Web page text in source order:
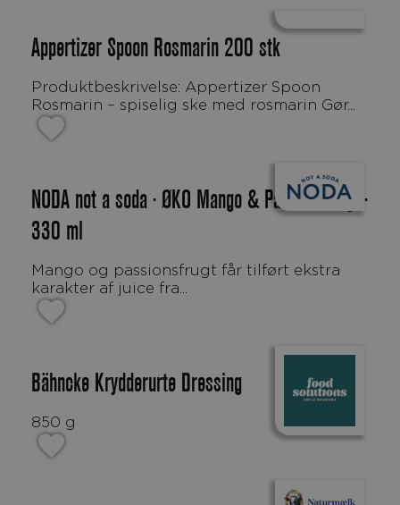
Appertizer Spoon Rosmarin 200 stk
Produktbeskrivelse: Appertizer Spoon
Rosmarin – spiselig ske med rosmarin Gør...
NODA not a soda · ØKO Mango & Passionsfrugt ·
330 ml
Mango og passionsfrugt får tilført ekstra
karakter af juice fra...
Bähncke Krydderurte Dressing
850 g